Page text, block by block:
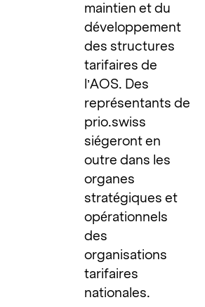
maintien et du
développement
des structures
tarifaires de
l’AOS. Des
représentants de
prio.swiss
siégeront en
outre dans les
organes
stratégiques et
opérationnels
des
organisations
tarifaires
nationales.